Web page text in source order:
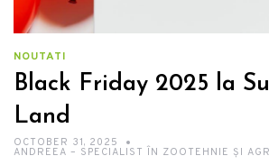
NOUTATI
Black Friday 2025 la
Land
OCTOBER 31, 2025
ANDREEA – SPECIALIST ÎN ZOOTEHNIE ȘI